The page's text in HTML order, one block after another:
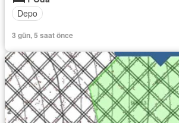
Depo
3 gün, 5 saat önce